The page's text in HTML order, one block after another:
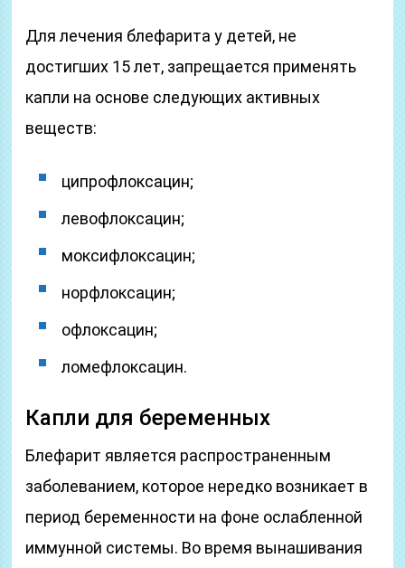
Для лечения блефарита у детей, не
достигших 15 лет, запрещается применять
капли на основе следующих активных
веществ:
ципрофлоксацин;
левофлоксацин;
моксифлоксацин;
норфлоксацин;
офлоксацин;
ломефлоксацин.
Капли для беременных
Блефарит является распространенным
заболеванием, которое нередко возникает в
период беременности на фоне ослабленной
иммунной системы. Во время вынашивания